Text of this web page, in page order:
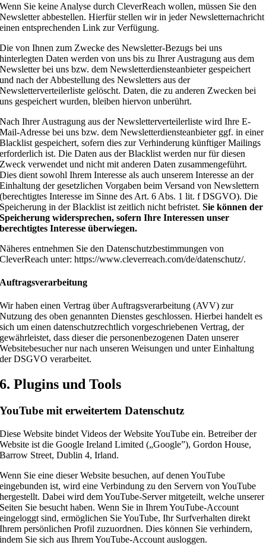
Wenn Sie keine Analyse durch CleverReach wollen, müssen Sie den
Newsletter abbestellen. Hierfür stellen wir in jeder Newsletternachricht
einen entsprechenden Link zur Verfügung.
Die von Ihnen zum Zwecke des Newsletter-Bezugs bei uns
hinterlegten Daten werden von uns bis zu Ihrer Austragung aus dem
Newsletter bei uns bzw. dem Newsletterdiensteanbieter gespeichert
und nach der Abbestellung des Newsletters aus der
Newsletterverteilerliste gelöscht. Daten, die zu anderen Zwecken bei
uns gespeichert wurden, bleiben hiervon unberührt.
Nach Ihrer Austragung aus der Newsletterverteilerliste wird Ihre E-
Mail-Adresse bei uns bzw. dem Newsletterdiensteanbieter ggf. in einer
Blacklist gespeichert, sofern dies zur Verhinderung künftiger Mailings
erforderlich ist. Die Daten aus der Blacklist werden nur für diesen
Zweck verwendet und nicht mit anderen Daten zusammengeführt.
Dies dient sowohl Ihrem Interesse als auch unserem Interesse an der
Einhaltung der gesetzlichen Vorgaben beim Versand von Newslettern
(berechtigtes Interesse im Sinne des Art. 6 Abs. 1 lit. f DSGVO). Die
Speicherung in der Blacklist ist zeitlich nicht befristet.Sie können der
Speicherung widersprechen, sofern Ihre Interessen unser
berechtigtes Interesse überwiegen.
Näheres entnehmen Sie den Datenschutzbestimmungen von
CleverReach unter: https://www.cleverreach.com/de/datenschutz/.
Auftragsverarbeitung
Wir haben einen Vertrag über Auftragsverarbeitung (AVV) zur
Nutzung des oben genannten Dienstes geschlossen. Hierbei handelt es
sich um einen datenschutzrechtlich vorgeschriebenen Vertrag, der
gewährleistet, dass dieser die personenbezogenen Daten unserer
Websitebesucher nur nach unseren Weisungen und unter Einhaltung
der DSGVO verarbeitet.
6. Plugins und Tools
YouTube mit erweitertem Datenschutz
Diese Website bindet Videos der Website YouTube ein. Betreiber der
Website ist die Google Ireland Limited („Google”), Gordon House,
Barrow Street, Dublin 4, Irland.
Wenn Sie eine dieser Website besuchen, auf denen YouTube
eingebunden ist, wird eine Verbindung zu den Servern von YouTube
hergestellt. Dabei wird dem YouTube-Server mitgeteilt, welche unserer
Seiten Sie besucht haben. Wenn Sie in Ihrem YouTube-Account
eingeloggt sind, ermöglichen Sie YouTube, Ihr Surfverhalten direkt
Ihrem persönlichen Profil zuzuordnen. Dies können Sie verhindern,
indem Sie sich aus Ihrem YouTube-Account ausloggen.